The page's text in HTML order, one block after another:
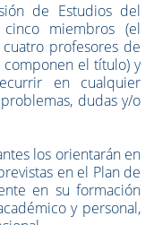
de Estudios del
miembros (el
profesores de
componen el título) y
en cualquier
dudas y/o
los orientarán en
en el Plan de
en su formación
y personal,